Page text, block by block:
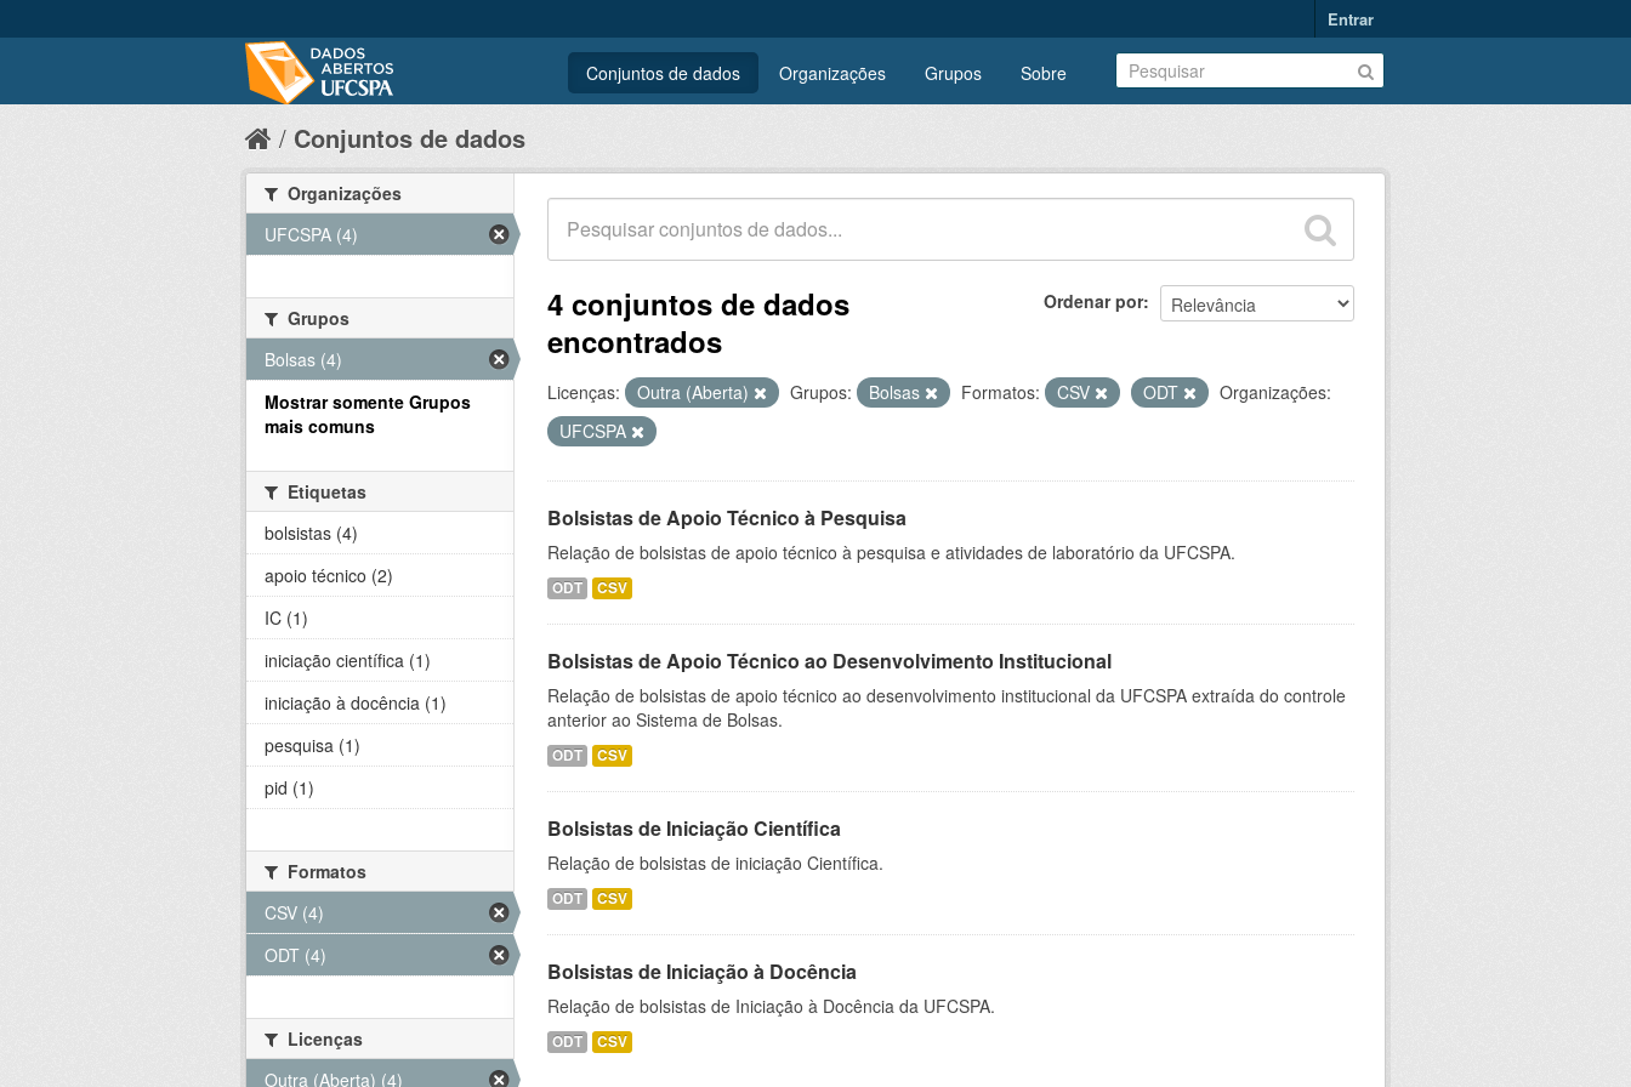
Entrar
Conjuntos de dados Organizações Grupos Sobre
Conjuntos de dados
Ordenar por
4 conjuntos de dados
encontrados
Licenças: Outra (Aberta) Grupos: Bolsas Formatos: CSV ODT
Organizações:
UFCSPA
Bolsistas de Apoio Técnico à Pesquisa
Relação de bolsistas de apoio técnico à pesquisa e atividades de laboratório da UFCSPA.
ODT CSV
Bolsistas de Apoio Técnico ao Desenvolvimento Institucional
Relação de bolsistas de apoio técnico ao desenvolvimento institucional da UFCSPA extraída do controle
anterior ao Sistema de Bolsas.
ODT CSV
Bolsistas de Iniciação Científica
Relação de bolsistas de iniciação Científica.
ODT CSV
Bolsistas de Iniciação à Docência
Relação de bolsistas de Iniciação à Docência da UFCSPA.
ODT CSV
Organizações
UFCSPA (4)
Grupos
Bolsas (4)
Mostrar somente Grupos
mais comuns
Etiquetas
bolsistas (4)
apoio técnico (2)
IC (1)
iniciação científica (1)
iniciação à docência (1)
pesquisa (1)
pid (1)
Formatos
CSV (4)
ODT (4)
Licenças
Outra (Aberta) (4)